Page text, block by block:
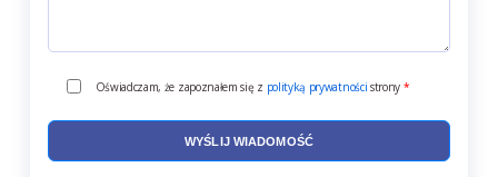
Oświadczam, że zapoznałem się z polityką prywatności strony *